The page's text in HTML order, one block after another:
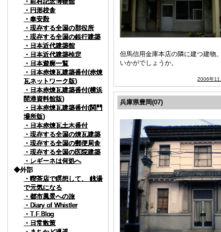
・円形校舎
・奉安殿
・現存する全国の郡役所
・現存する全国の銀行建築
・日本近代建築館
・日本近代建築検定
・日本遊廓一覧
・日本赤煉瓦建築番付(赤煉
瓦ネットワーク版)
・日本赤煉瓦建築番付(横浜
開港資料館版)
・日本赤煉瓦建築番付(関門
場所版)
・日本赤煉瓦土木番付
・現存する全国の煉瓦建築
・現存する全国の郵便局舎
・現存する全国の医院建築
・レギーネは何処へ
◆外部
・喫茶店で瞑想して、 銭湯
で元気になる
・都市風景への旅
・Diary of Whistler
・T.F.Blog
・日常散策
・円形校舎
・奉安殿
・現存する全国の郡役所
・現存する全国の銀行建築
・日本近代建築館
・日本近代建築検定
・日本遊廓一覧
・日本赤煉瓦建築番付(赤煉
瓦ネットワーク版)
・日本赤煉瓦建築番付(横浜
開港資料館版)
・日本赤煉瓦建築番付(関門
場所版)
・日本赤煉瓦土木番付
・現存する全国の煉瓦建築
・現存する全国の郵便局舎
・現存する全国の医院建築
・レギーネは何処へ
◆外部
・喫茶店で瞑想して、 銭湯
で元気になる
・都市風景への旅
・Diary of Whistler
・T.F.Blog
・日常散策
但馬信用金庫本店の隣に建つ建物
いかがでしょうか。
2006年11
・円形校舎
・奉安殿
・現存する全国の郡役所
・現存する全国の銀行建築
・日本近代建築館
・日本近代建築検定
・日本遊廓一覧
・日本赤煉瓦建築番付(赤煉
瓦ネットワーク版)
・日本赤煉瓦建築番付(横浜
開港資料館版)
・日本赤煉瓦建築番付(関門
場所版)
・日本赤煉瓦土木番付
・現存する全国の煉瓦建築
・現存する全国の郵便局舎
・現存する全国の医院建築
・レギーネは何処へ
◆外部
・喫茶店で瞑想して、 銭湯
で元気になる
・都市風景への旅
・Diary of Whistler
・T.F.Blog
・日常散策
兵庫県豊岡(07)
・円形校舎
・奉安殿
・現存する全国の郡役所
・現存する全国の銀行建築
・日本近代建築館
・日本近代建築検定
・日本遊廓一覧
・日本赤煉瓦建築番付(赤煉
瓦ネットワーク版)
・日本赤煉瓦建築番付(横浜
開港資料館版)
・日本赤煉瓦建築番付(関門
場所版)
・日本赤煉瓦土木番付
・現存する全国の煉瓦建築
・現存する全国の郵便局舎
・現存する全国の医院建築
・レギーネは何処へ
◆外部
・喫茶店で瞑想して、 銭湯
で元気になる
・都市風景への旅
・Diary of Whistler
・T.F.Blog
・日常散策
・円形校舎
・奉安殿
・現存する全国の郡役所
・現存する全国の銀行建築
・日本近代建築館
・日本近代建築検定
・日本遊廓一覧
・日本赤煉瓦建築番付(赤煉
瓦ネットワーク版)
・日本赤煉瓦建築番付(横浜
開港資料館版)
・日本赤煉瓦建築番付(関門
場所版)
・日本赤煉瓦土木番付
・現存する全国の煉瓦建築
・現存する全国の郵便局舎
・現存する全国の医院建築
・レギーネは何処へ
◆外部
・喫茶店で瞑想して、 銭湯
で元気になる
・都市風景への旅
・Diary of Whistler
・T.F.Blog
・日常散策
・円形校舎
・奉安殿
・現存する全国の郡役所
・現存する全国の銀行建築
・日本近代建築館
・日本近代建築検定
・日本遊廓一覧
・日本赤煉瓦建築番付(赤煉
瓦ネットワーク版)
・日本赤煉瓦建築番付(横浜
開港資料館版)
・日本赤煉瓦建築番付(関門
場所版)
・日本赤煉瓦土木番付
・現存する全国の煉瓦建築
・現存する全国の郵便局舎
・現存する全国の医院建築
・レギーネは何処へ
◆外部
・喫茶店で瞑想して、 銭湯
で元気になる
・都市風景への旅
・Diary of Whistler
・T.F.Blog
・日常散策
・円形校舎
・奉安殿
・現存する全国の郡役所
・現存する全国の銀行建築
・日本近代建築館
・日本近代建築検定
・日本遊廓一覧
・日本赤煉瓦建築番付(赤煉
瓦ネットワーク版)
・日本赤煉瓦建築番付(横浜
開港資料館版)
・日本赤煉瓦建築番付(関門
場所版)
・日本赤煉瓦土木番付
・現存する全国の煉瓦建築
・現存する全国の郵便局舎
・現存する全国の医院建築
・レギーネは何処へ
◆外部
・喫茶店で瞑想して、 銭湯
で元気になる
・都市風景への旅
・Diary of Whistler
・T.F.Blog
・日常散策
・円形校舎
・奉安殿
・現存する全国の郡役所
・現存する全国の銀行建築
・日本近代建築館
・日本近代建築検定
・日本遊廓一覧
・日本赤煉瓦建築番付(赤煉
瓦ネットワーク版)
・日本赤煉瓦建築番付(横浜
開港資料館版)
・日本赤煉瓦建築番付(関門
場所版)
・日本赤煉瓦土木番付
・現存する全国の煉瓦建築
・現存する全国の郵便局舎
・現存する全国の医院建築
・レギーネは何処へ
◆外部
・喫茶店で瞑想して、 銭湯
で元気になる
・都市風景への旅
・Diary of Whistler
・T.F.Blog
・日常散策
・円形校舎
・奉安殿
・現存する全国の郡役所
・現存する全国の銀行建築
・日本近代建築館
・日本近代建築検定
・日本遊廓一覧
・日本赤煉瓦建築番付(赤煉
瓦ネットワーク版)
・日本赤煉瓦建築番付(横浜
開港資料館版)
・日本赤煉瓦建築番付(関門
場所版)
・日本赤煉瓦土木番付
・現存する全国の煉瓦建築
・現存する全国の郵便局舎
・現存する全国の医院建築
・レギーネは何処へ
◆外部
・喫茶店で瞑想して、 銭湯
で元気になる
・都市風景への旅
・Diary of Whistler
・T.F.Blog
・日常散策